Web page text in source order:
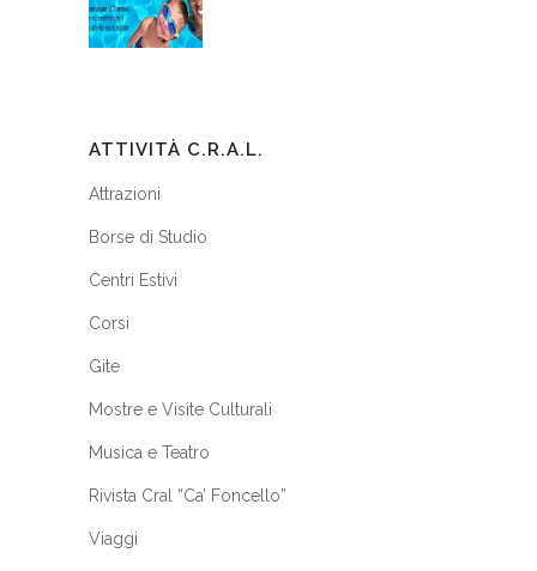
ATTIVITÀ C.R.A.L.
Attrazioni
Borse di Studio
Centri Estivi
Corsi
Gite
Mostre e Visite Culturali
Musica e Teatro
Rivista Cral “Ca’ Foncello”
Viaggi